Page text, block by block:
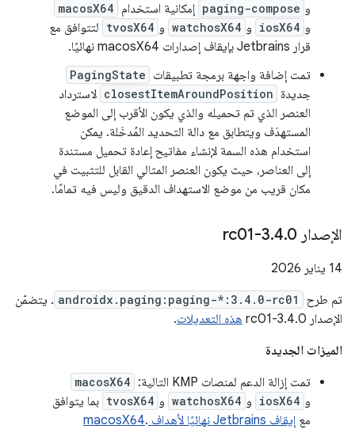
و paging-compose إمكانية استخدام macosX64
و iosX64 و watchosX64 و tvosX64 لتتوافق مع
قرار Jetbrains بإيقاف إصدارات macosX64 نهائيًا.
تمت إضافة واجهة برمجة تطبيقات PagingState
جديدة closestItemAroundPosition لاسترداد
العنصر الذي تم تحميله والذي يكون الأقرب إلى الموضع
المستهدَف ويتطابق مع دالة التحديد المُدخَلة. يمكن
استخدام هذه السمة لإنشاء مفاتيح إعادة تحميل مستندة
إلى العناصر، حيث يكون العنصر المثالي القابل للتثبيت في
مكان قريب من موضع الاستهداف الدقيق وليس فيه تمامًا.
الإصدار 3 .4.0-rc01
‫14 يناير 2026
تم طرح
androidx.paging:paging-*:3.4.0-rc01 . يتضمّن
الإصدار 3.4.0-rc01
هذه التعديلات.
الميزات الجديدة
تمت إزالة الدعم لمنصات KMP التالية:
macosX64
و iosX64 و watchosX64 و tvosX64 بما يتوافق
مع إيقاف Jetbrains نهائيًا لأهداف macosX64
.